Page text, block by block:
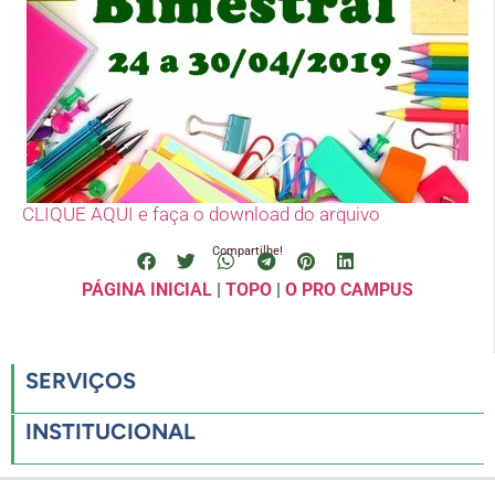
CLIQUE AQUI e faça o download do arquivo
Compartilhe!
PÁGINA INICIAL| TOPO| O PRO CAMPUS
SERVIÇOS
INSTITUCIONAL